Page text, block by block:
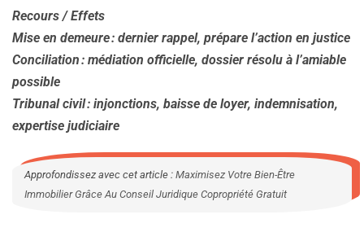
Recours / Effets
Mise en demeure : dernier rappel, prépare l’action en justice
Conciliation : médiation officielle, dossier résolu à l’amiable
possible
Tribunal civil : injonctions, baisse de loyer, indemnisation,
expertise judiciaire
Approfondissez avec cet article : Maximisez Votre Bien-Être
Immobilier Grâce Au Conseil Juridique Copropriété Gratuit